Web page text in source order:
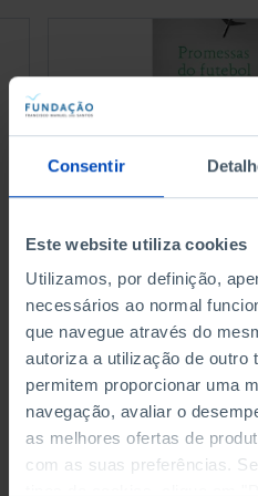
Consentir
Este website utiliza cookies
Utilizamos, por definição,
necessários ao normal
que navegue através do
autoriza a utilização de outro
permitem proporcionar uma
navegação, avaliar o
as melhores ofertas de
com as suas preferências.
RETRATOS
Promessas